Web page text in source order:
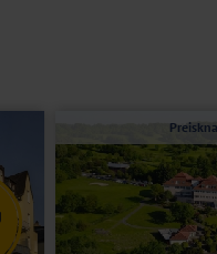
Schlafgelegenheit für eine
Gebühr.